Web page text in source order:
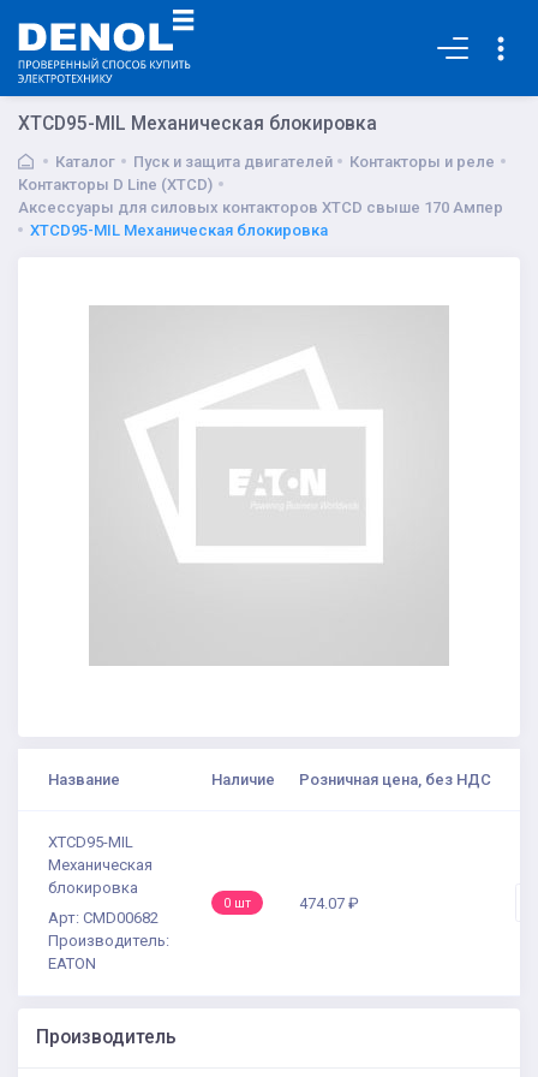
XTCD95-MIL Механическая блокировка
Каталог Пуск и защита двигателей
Контакторы и реле
Контакторы D Line (XTCD)
Аксессуары для силовых контакторов XTCD свыше 170 Ампер
XTCD95-MIL Механическая блокировка
Название Наличие Розничная цена, без НДС
XTCD95-MIL
Механическая
блокировка
Арт: CMD00682
Производитель:
EATON
0 шт 474.07 ₽
Производитель